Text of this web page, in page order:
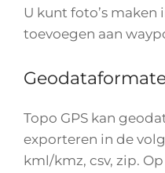
U kunt foto’s maken
toevoegen aan
Topo GPS kan
exporteren in de
kml/kmz, csv, zip.